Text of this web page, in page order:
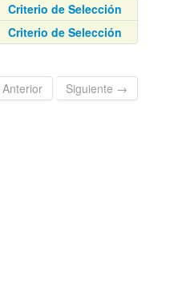
Criterio de Selección
Criterio de Selección
Siguiente →